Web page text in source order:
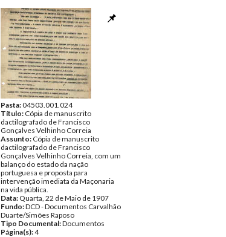
Pasta:04503.001.024
Título: Cópia de manuscrito
dactilografado de Francisco
Gonçalves Velhinho Correia
Assunto: Cópia de manuscrito
dactilografado de Francisco
Gonçalves Velhinho Correia, com um
balanço do estado da nação
portuguesa e proposta para
intervenção imediata da Maçonaria
na vida pública.
Data: Quarta, 22 de Maio de 1907
Fundo:DCD - Documentos Carvalhão
Duarte/Simões Raposo
Tipo Documental:Documentos
Página(s):4